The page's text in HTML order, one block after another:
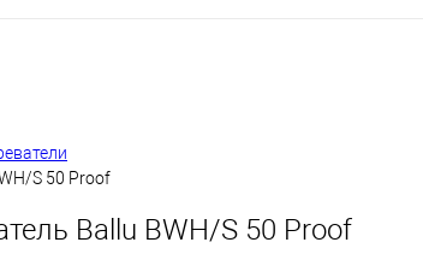
S 50 Proof
Ballu BWH/S 50 Proof